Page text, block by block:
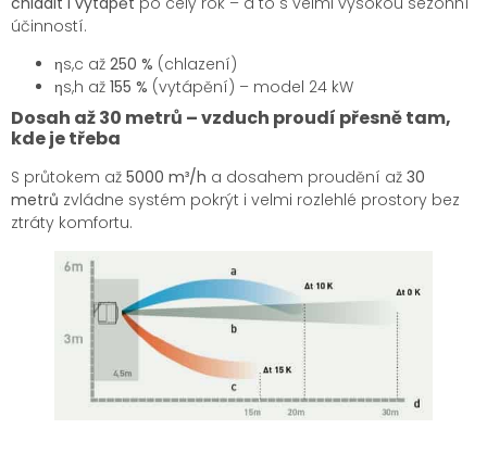
účinností.
ηs,c až 250 % (chlazení)
ηs,h až 155 % (vytápění) – model 24 kW
Dosah až 30 metrů – vzduch proudí přesně tam,
kde je třeba
S průtokem až 5000 m³/h a dosahem proudění až 30
metrů zvládne systém pokrýt i velmi rozlehlé prostory bez
ztráty komfortu.